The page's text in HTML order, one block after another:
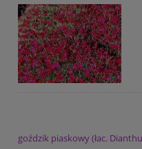
goździk piaskowy (łac.